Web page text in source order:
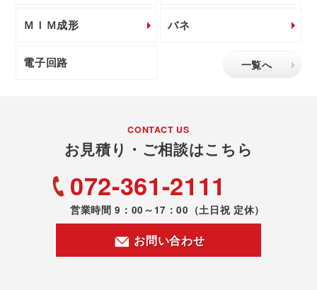
ＭＩＭ成形 バネ
電子回路 一覧へ
CONTACT US
お見積り・ご相談はこちら
072-361-2111
営業時間 9：00～17：00 （土日祝 定休）
お問い合わせ